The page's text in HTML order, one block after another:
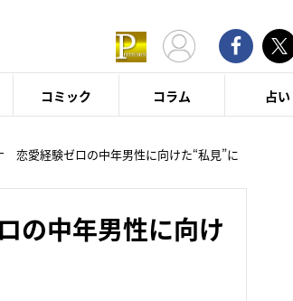
コミック コラム 占い
恋愛経験ゼロの中年男性に向けた“私見”に
の中年男性に向け